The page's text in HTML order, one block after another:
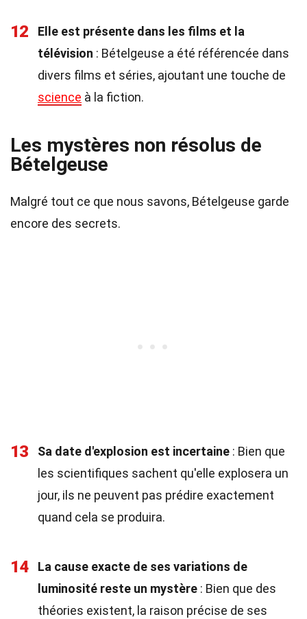
12
Elle est présente dans les films et la
télévision : Bételgeuse a été référencée dans
divers films et séries, ajoutant une touche de
science à la fiction.
Les mystères non résolus de
Bételgeuse
Malgré tout ce que nous savons, Bételgeuse garde
encore des secrets.
13 Sa date d'explosion est incertaine : Bien que
les scientifiques sachent qu'elle explosera un
jour, ils ne peuvent pas prédire exactement
quand cela se produira.
14
La cause exacte de ses variations de
luminosité reste un mystère : Bien que des
théories existent, la raison précise de ses